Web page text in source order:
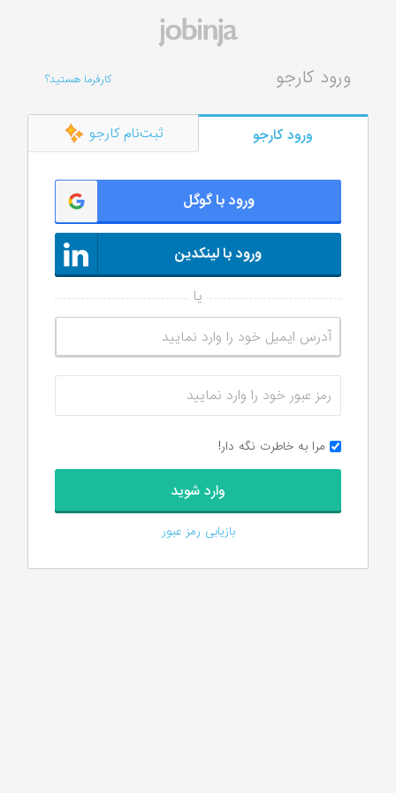
کارفرما هستید؟ ورود کارجو
ورود کارجو ثبت‌نام کارجو
ورود با گوگل
ورود با لینکدین
مرا به خاطرت نگه دار!
بازیابی رمز عبور